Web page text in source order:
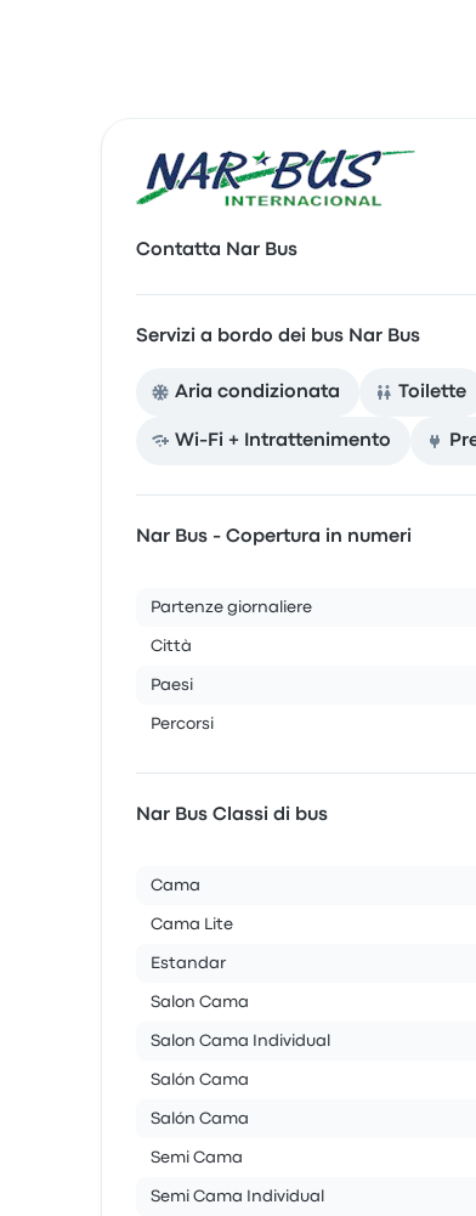
Contatta Nar Bus
Servizi a bordo dei bus Nar Bus
Aria condizionata Toilette
Wi-Fi + Intrattenimento
Nar Bus - Copertura in numeri
Partenze giornaliere
Città
Paesi
Percorsi
Nar Bus Classi di bus
Cama
Cama Lite
Estandar
Salon Cama
Salon Cama Individual
Salón Cama
Salón Cama
Semi Cama
Semi Cama Individual